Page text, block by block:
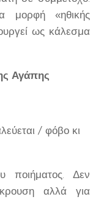
μορφή «ηθικής
ως κάλεσμα
Αγάπης
/ φόβο κι
ποιήματος. Δεν
αλλά για